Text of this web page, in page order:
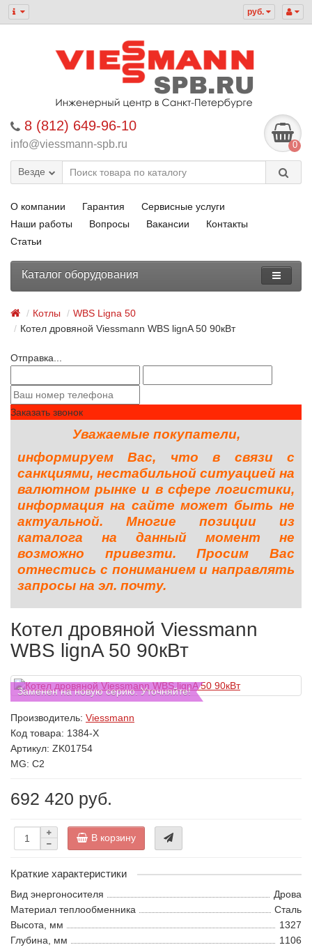
руб.
8 (812) 649-96-10
info@viessmann-spb.ru 0
Везде
О компании Гарантия
Сервисные услуги
Наши работы
Вопросы Вакансии
Контакты
Статьи
Каталог оборудования
Котлы
WBS Ligna 50
Котел дровяной Viessmann WBS lignA 50 90кВт
Отправка...
Заказать звонок
Уважаемые покупатели,
информируем Вас, что в связи с
санкциями, нестабильной ситуацией на
валютном рынке и в сфере логистики,
информация на сайте может быть не
актуальной. Многие позиции из
каталога на данный момент не
возможно привезти. Просим Вас
отнестись с пониманием и направлять
запросы на эл. почту.
Котел дровяной Viessmann
WBS lignA 50 90кВт
Заменен на новую серию. Уточняйте!
Производитель: Viessmann
Код товара: 1384-X
Артикул: ZK01754
MG: C2
692 420 руб.
В корзину
Краткие характеристики
Вид энергоносителя
Дрова
Материал теплообменника
Сталь
Высота, мм
1327
Глубина, мм
1106